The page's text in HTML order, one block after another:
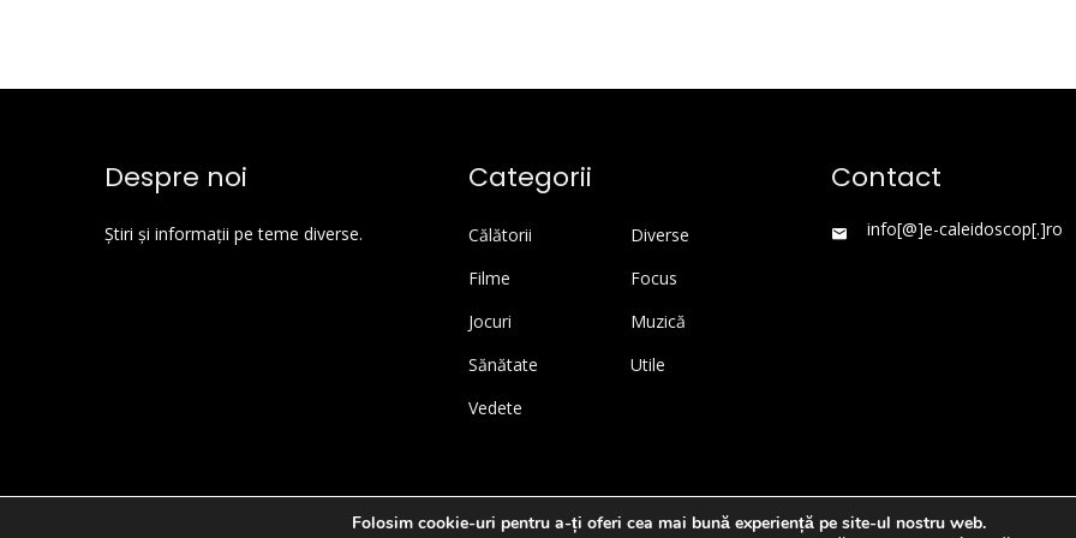
Despre noi
Știri și informații pe teme diverse.
Categorii
Călătorii
Diverse
Filme
Focus
Jocuri
Muzică
Sănătate
Utile
Vedete
Contact
info[@]e-caleidoscop[.]ro
Folosim cookie-uri pentru a-ți oferi cea mai bună experiență pe site-ul nostru web.